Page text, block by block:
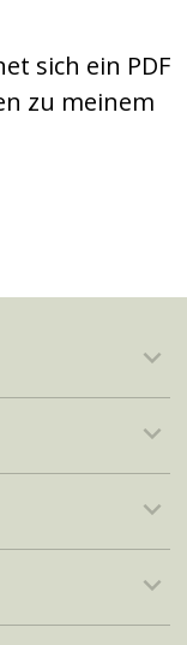
sich ein PDF
zu meinem